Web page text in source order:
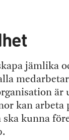
jämlika
är
kan arbeta
kunna